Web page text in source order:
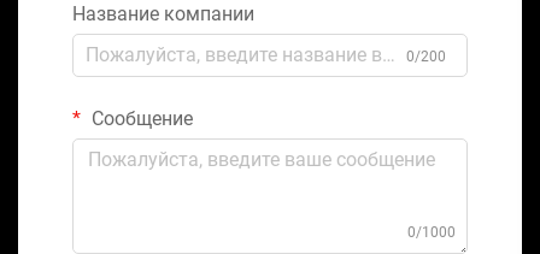
Название компании
0/200
Сообщение
0/1000